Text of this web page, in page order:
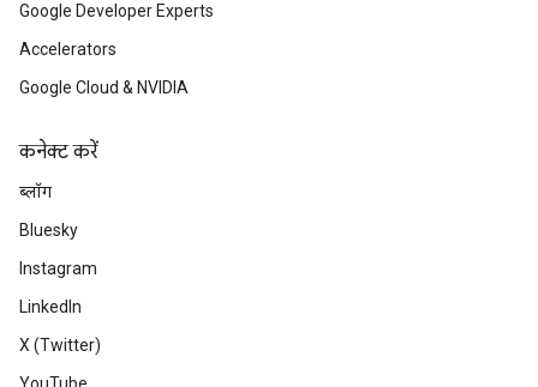
Google Developer Experts
Accelerators
Google Cloud & NVIDIA
कनेक्ट करें
ब्लॉग
Bluesky
Instagram
LinkedIn
X (Twitter)